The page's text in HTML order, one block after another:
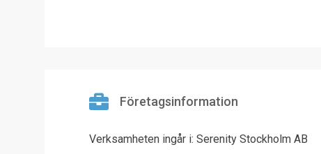
Företagsinformation
Verksamheten ingår i: Serenity Stockholm AB